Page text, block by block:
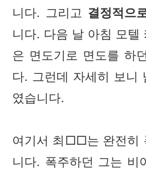
니다. 그리고 결정적으
니다. 다음 날 아침 모텔
은 면도기로 면도를 하
다. 그런데 자세히 보니
였습니다.
여기서 최□□는 완전히
니다. 폭주하던 그는 비